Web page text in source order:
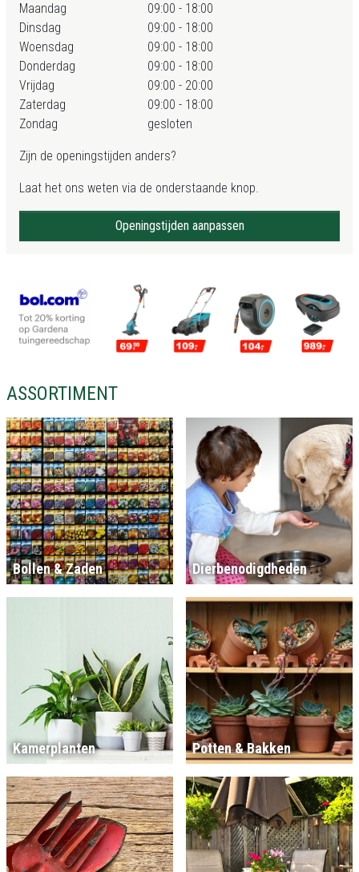
Maandag
09:00 - 18:00
Dinsdag
09:00 - 18:00
Woensdag
09:00 - 18:00
Donderdag
09:00 - 18:00
Vrijdag
09:00 - 20:00
Zaterdag
09:00 - 18:00
Zondag
gesloten
Zijn de openingstijden anders?
Laat het ons weten via de onderstaande knop.
Openingstijden aanpassen
ASSORTIMENT
Bollen & Zaden Dierbenodigdheden
Kamerplanten Potten & Bakken